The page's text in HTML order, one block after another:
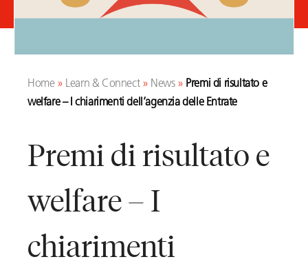
Home» Learn & Connect» News» Premi di risultato e
welfare – I chiarimenti dell’agenzia delle Entrate
Premi di risultato e
welfare – I
chiarimenti